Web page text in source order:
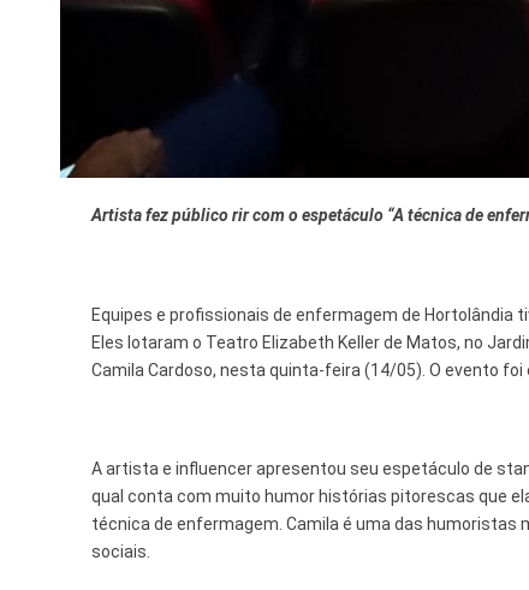
Artista fez público rir com o espetáculo “A técnica de
Equipes e profissionais de enfermagem de Hortolândia
Eles lotaram o Teatro Elizabeth Keller de Matos, no
Camila Cardoso, nesta quinta-feira (14/05). O evento
A artista e influencer apresentou seu espetáculo de
qual conta com muito humor histórias pitorescas que
técnica de enfermagem. Camila é uma das humoristas
sociais.